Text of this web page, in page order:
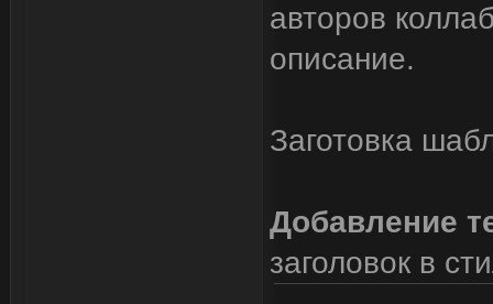
авторов
описание.
Заготовка
Добавление
заголовок в